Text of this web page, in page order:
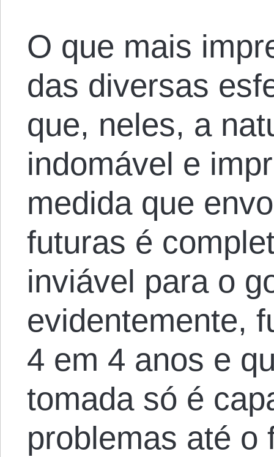
O que mais
das diversas
que, neles, a
indomável e
medida que
futuras é
inviável para o
evidentemente,
4 em 4 anos e
tomada só é
problemas até o